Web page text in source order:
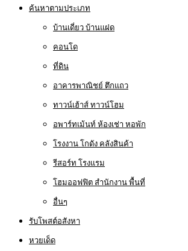
ค้นหาตามประเภท
บ้านเดี่ยว บ้านแฝด
คอนโด
ที่ดิน
อาคารพาณิชย์ ตึกแถว
ทาวน์เฮ้าส์ ทาวน์โฮม
อพาร์ทเม้นท์ ห้องเช่า หอพัก
โรงงาน โกดัง คลังสินค้า
รีสอร์ท โรงแรม
โฮมออฟฟิต สำนักงาน พื้นที่
อื่นๆ
รับโพสต์อสังหา
หวยเด็ด